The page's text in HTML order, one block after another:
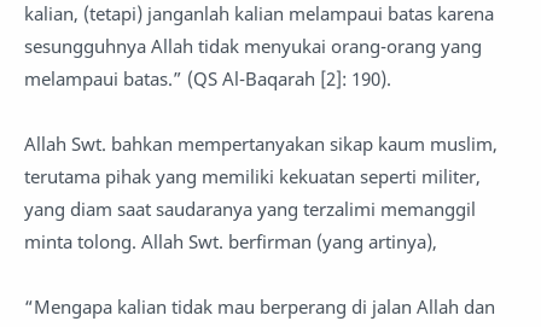
kalian, (tetapi) janganlah kalian melampaui batas karena
sesungguhnya Allah tidak menyukai orang-orang yang
melampaui batas.” (QS Al-Baqarah [2]: 190).
Allah Swt. bahkan mempertanyakan sikap kaum muslim,
terutama pihak yang memiliki kekuatan seperti militer,
yang diam saat saudaranya yang terzalimi memanggil
minta tolong. Allah Swt. berfirman (yang artinya),
“Mengapa kalian tidak mau berperang di jalan Allah dan